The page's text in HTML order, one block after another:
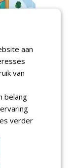
aan
van
belang
verder